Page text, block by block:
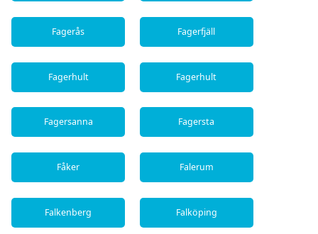
Fagerås Fagerfjäll
Fagerhult Fagerhult
Fagersanna Fagersta
Fåker Falerum
Falkenberg Falköping